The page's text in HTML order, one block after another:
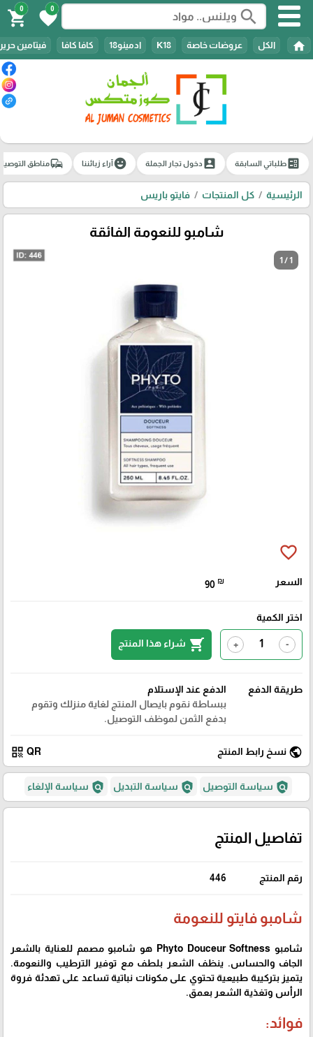
search
0
favorite
0
shopping_cart
home الكل عروضات خاصة K18 ادمينو18 كافا كافا فيتامين حرير
ballotطلباتي السابقة account_boxدخول تجار الجملة emoji_emotionsآراء زبائننا commuteمناطق
الرئيسية كل المنتجات فايتو باريس
شامبو للنعومة الفائقة
1 / 1
favorite_border
السعر 90 ₪
اختر الكمية
-
+
shopping_cart شراء هذا المنتج
طريقة الدفع
الدفع عند الإستلام
ببساطة نقوم بايصال المنتج لغاية منزلك وتقوم
بدفع الثمن لموظف التوصيل.
public نسخ رابط المنتج QR
qr_code
policy سياسة التوصيل policy سياسة التبديل policy سياسة الإلغاء
تفاصيل المنتج
رقم المنتج 446
شامبو فايتو للنعومة
شامبو Phyto Douceur Softness هو شامبو مصمم للعناية بالشعر
الجاف والحساس. ينظف الشعر بلطف مع توفير الترطيب والنعومة.
يتميز بتركيبة طبيعية تحتوي على مكونات نباتية تساعد على تهدئة فروة
الرأس وتغذية الشعر بعمق.
فوائد: